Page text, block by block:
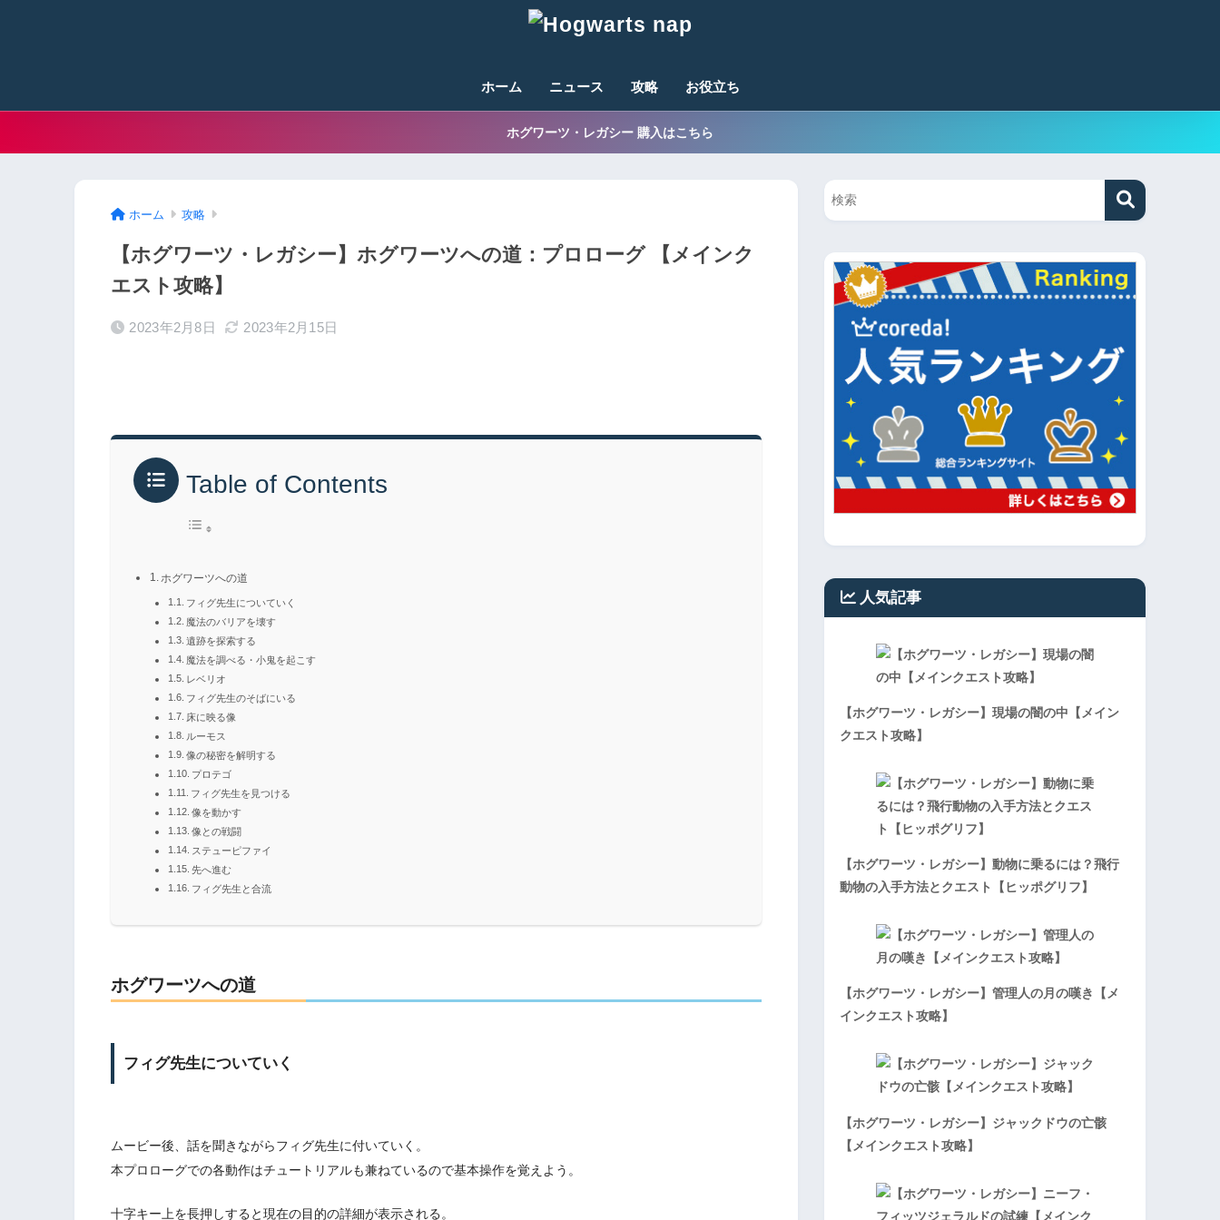
ホーム ニュース 攻略 お役立ち
ホグワーツ・レガシー 購入はこちら
ホーム 攻略
【ホグワーツ・レガシー】ホグワーツへの道：プロローグ 【メインク
エスト攻略】
2023年2月8日 2023年2月15日
Table of Contents
ホグワーツへの道
フィグ先生についていく
魔法のバリアを壊す
遺跡を探索する
魔法を調べる・小鬼を起こす
レベリオ
フィグ先生のそばにいる
床に映る像
ルーモス
像の秘密を解明する
プロテゴ
フィグ先生を見つける
像を動かす
像との戦闘
ステューピファイ
先へ進む
フィグ先生と合流
ホグワーツへの道
フィグ先生についていく
ムービー後、話を聞きながらフィグ先生に付いていく。
本プロローグでの各動作はチュートリアルも兼ねているので基本操作を覚えよう。
十字キー上を長押しすると現在の目的の詳細が表示される。
人気記事
【ホグワーツ・レガシー】現場の闇の中【メイン
クエスト攻略】
【ホグワーツ・レガシー】動物に乗るには？飛行
動物の入手方法とクエスト【ヒッポグリフ】
【ホグワーツ・レガシー】管理人の月の嘆き【メ
インクエスト攻略】
【ホグワーツ・レガシー】ジャックドウの亡骸
【メインクエスト攻略】